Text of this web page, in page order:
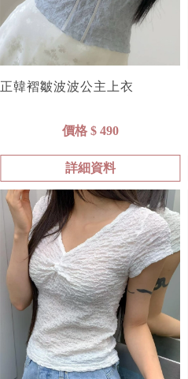
正韓褶皺波波公主上衣
價格 $ 490
詳細資料